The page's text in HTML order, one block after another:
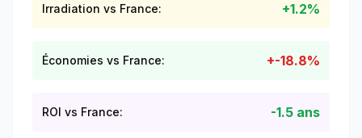
Irradiation vs France: +1.2%
Économies vs France: +-18.8%
ROI vs France: -1.5 ans